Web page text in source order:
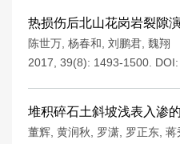
热损伤后北山花岗岩裂隙
陈世万 杨春和 刘鹏君 魏翔
2017, 39(8): 1493-1500. DOI:
堆积碎石土斜坡浅表入渗
董辉 黄润秋 罗潇 罗正东 蒋